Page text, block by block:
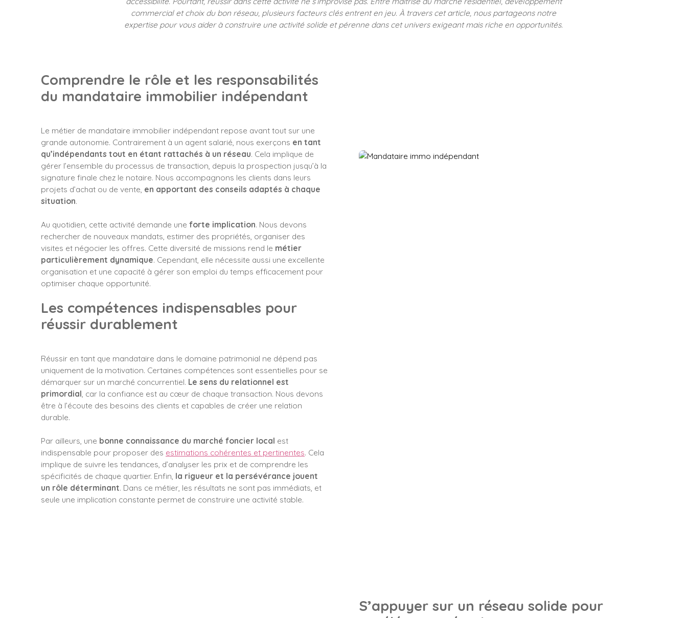
commercial et choix du bon réseau, plusieurs facteurs clés entrent en jeu. À travers cet article, nous partageons notre
expertise pour vous aider à construire une activité solide et pérenne dans cet univers exigeant mais riche en opportunités.
Comprendre le rôle et les responsabilités
du mandataire immobilier indépendant
Le métier de mandataire immobilier indépendant repose avant tout sur une
grande autonomie. Contrairement à un agent salarié, nous exerçons en tant
qu’indépendants tout en étant rattachés à un réseau. Cela implique de
gérer l’ensemble du processus de transaction, depuis la prospection jusqu’à la
signature finale chez le notaire. Nous accompagnons les clients dans leurs
projets d’achat ou de vente, en apportant des conseils adaptés à chaque
situation.
Au quotidien, cette activité demande une forte implication. Nous devons
rechercher de nouveaux mandats, estimer des propriétés, organiser des
visites et négocier les offres. Cette diversité de missions rend le métier
particulièrement dynamique. Cependant, elle nécessite aussi une excellente
organisation et une capacité à gérer son emploi du temps efficacement pour
optimiser chaque opportunité.
Les compétences indispensables pour
réussir durablement
Réussir en tant que mandataire dans le domaine patrimonial ne dépend pas
uniquement de la motivation. Certaines compétences sont essentielles pour se
démarquer sur un marché concurrentiel. Le sens du relationnel est
primordial, car la confiance est au cœur de chaque transaction. Nous devons
être à l’écoute des besoins des clients et capables de créer une relation
durable.
Par ailleurs, une bonne connaissance du marché foncier local est
indispensable pour proposer des estimations cohérentes et pertinentes. Cela
implique de suivre les tendances, d’analyser les prix et de comprendre les
spécificités de chaque quartier. Enfin, la rigueur et la persévérance jouent
un rôle déterminant. Dans ce métier, les résultats ne sont pas immédiats, et
seule une implication constante permet de construire une activité stable.
S’appuyer sur un réseau solide pour